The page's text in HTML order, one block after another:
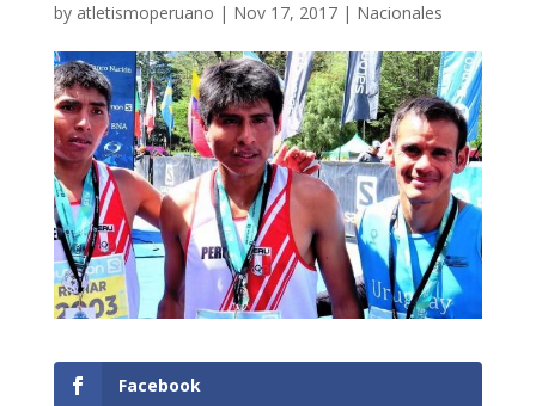
by atletismoperuano | Nov 17, 2017| Nacionales
Facebook